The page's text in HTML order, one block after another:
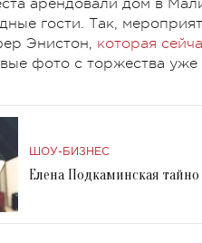
арендовали дом в
гости. Так,
Энистон, которая
фото с торжества уже
ШОУ-БИЗНЕС
Елена Подкаминская